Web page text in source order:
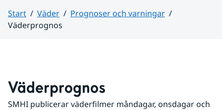
Start Väder
Prognoser och varningar
Väderprognos
Väderprognos
SMHI publicerar väderfilmer måndagar, onsdagar och